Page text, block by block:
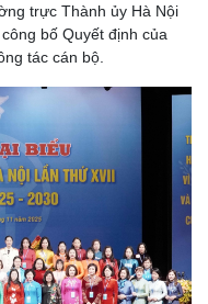
trực Thành ủy Hà Nội
bố Quyết định của
tác cán bộ.